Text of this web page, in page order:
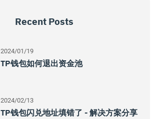
Recent Posts
2024/01/19
TP钱包如何退出资金池
2024/02/13
TP钱包闪兑地址填错了 - 解决方案分享